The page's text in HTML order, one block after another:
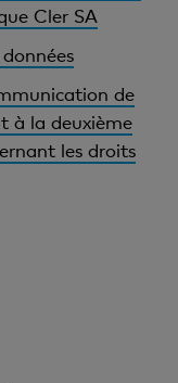
Cler SA
de
à la deuxième
les droits